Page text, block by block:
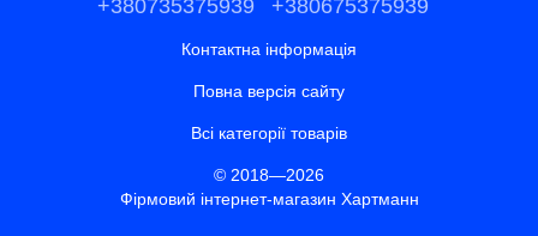
+380735375939 +380675375939
Контактна інформація
Повна версія сайту
Всі категорії товарів
© 2018—2026
Фірмовий інтернет-магазин Хартманн